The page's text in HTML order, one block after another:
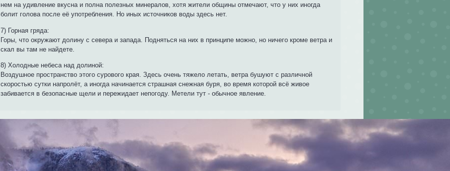
нем на удивление вкусна и полна полезных минералов, хотя жители общины отмечают, что у них иногда
болит голова после её употребления. Но иных источников воды здесь нет.
7) Горная гряда:
Горы, что окружают долину с севера и запада. Подняться на них в принципе можно, но ничего кроме ветра и
скал вы там не найдете.
8) Холодные небеса над долиной:
Воздушное пространство этого сурового края. Здесь очень тяжело летать, ветра бушуют с различной
скоростью сутки напролёт, а иногда начинается страшная снежная буря, во время которой всё живое
забивается в безопасные щели и пережидает непогоду. Метели тут - обычное явление.